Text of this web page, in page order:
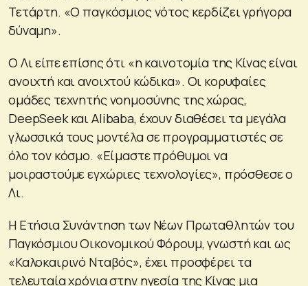
Τετάρτη. «Ο παγκόσμιος νότος κερδίζει γρήγορα
δύναμη».
Ο Λι είπε επίσης ότι «η καινοτομία της Κίνας είναι
ανοιχτή και ανοιχτού κώδικα». Οι κορυφαίες
ομάδες τεχνητής νοημοσύνης της χώρας,
DeepSeek και Alibaba, έχουν διαθέσει τα μεγάλα
γλωσσικά τους μοντέλα σε προγραμματιστές σε
όλο τον κόσμο. «Είμαστε πρόθυμοι να
μοιραστούμε εγχώριες τεχνολογίες», πρόσθεσε ο
Λι.
Η Ετήσια Συνάντηση των Νέων Πρωταθλητών του
Παγκόσμιου Οικονομικού Φόρουμ, γνωστή και ως
«Καλοκαιρινό Νταβός», έχει προσφέρει τα
τελευταία χρόνια στην ηγεσία της Κίνας μια